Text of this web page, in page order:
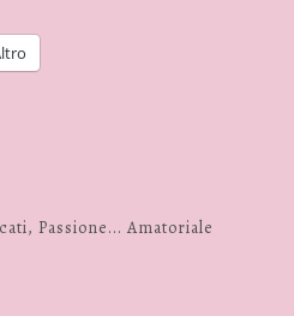
, Passione... Amatoriale